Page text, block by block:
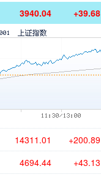
3940.04 +39.68
14311.01 +200.89
4694.44 +43.13